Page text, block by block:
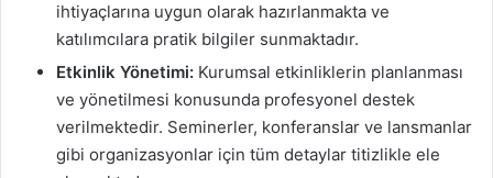
ihtiyaçlarına uygun olarak hazırlanmakta ve
katılımcılara pratik bilgiler sunmaktadır.
Etkinlik Yönetimi: Kurumsal etkinliklerin planlanması
ve yönetilmesi konusunda profesyonel destek
verilmektedir. Seminerler, konferanslar ve lansmanlar
gibi organizasyonlar için tüm detaylar titizlikle ele